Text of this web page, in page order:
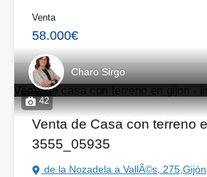
Venta
58.000€
42
Charo Sirgo
Venta de Casa con terreno
3555_05935
de la Nozadela a VallÃ©s,